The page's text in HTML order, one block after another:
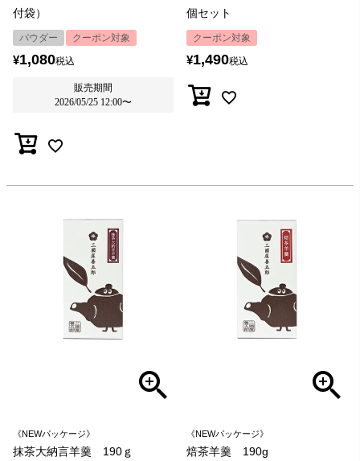
付袋）
パウダー クーポン対象
¥1,080税込
販売期間
2026/05/25 12:00〜
個セット
クーポン対象
¥1,490税込
《NEWパッケージ》
抹茶大納言羊羹 190ｇ
《NEWパッケージ》
焙茶羊羹 190g